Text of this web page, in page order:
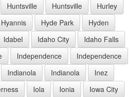
Huntsville Huntsville
Hurley
Hyannis Hyde Park
Hyden
Idabel Idaho City
Idaho Falls
Independence
Independence
Indianola Indianola
Inez
Iola Ionia
Iowa City